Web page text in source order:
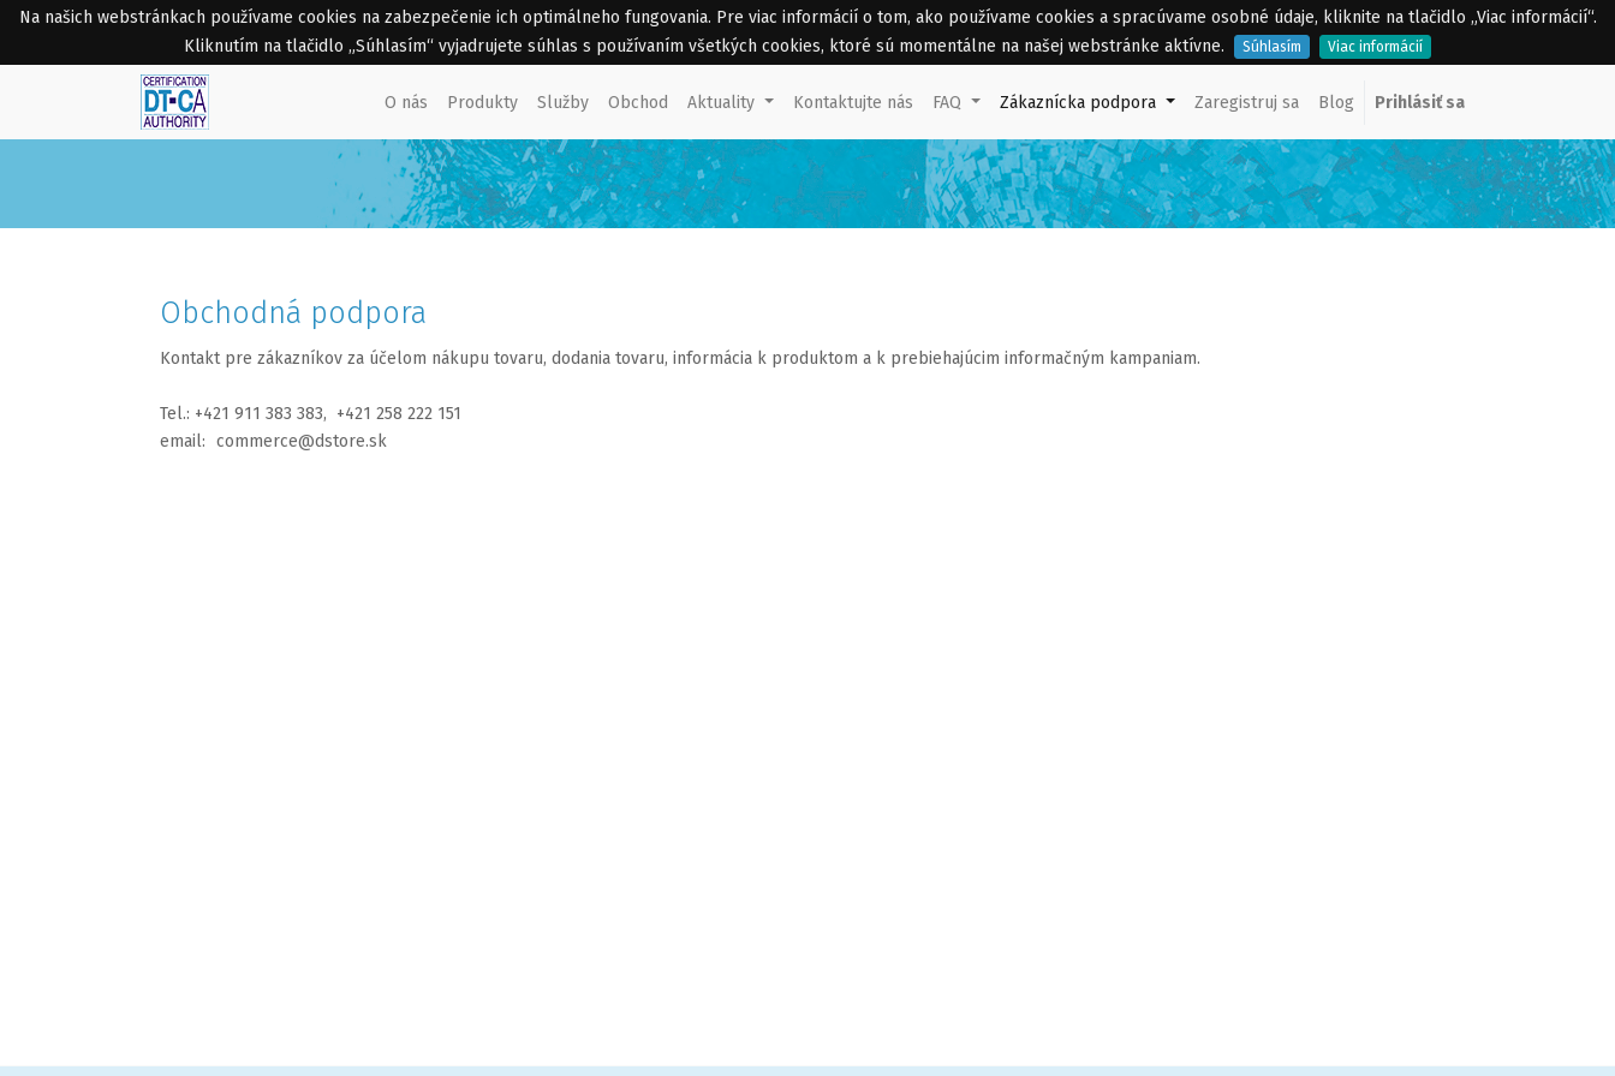
Na našich webstránkach používame cookies na zabezpečenie ich optimálneho fungovania. Pre viac informácií o tom, ako používame cookies a spracúvame osobné údaje, kliknite na tlačidlo „Viac informácií“.
Kliknutím na tlačidlo „Súhlasím“ vyjadrujete súhlas s používaním všetkých cookies, ktoré sú momentálne na našej webstránke aktívne.
Súhlasím Viac informácií
O nás Produkty Služby Obchod Aktuality Kontaktujte nás FAQ Zákaznícka podpora Zaregistruj sa Blog Prihlásiť sa
Obchodná podpora
Kontakt pre zákazníkov za účelom nákupu tovaru, dodania tovaru, informácia k produktom a k prebiehajúcim informačným kampaniam.
Tel.: +421 911 383 383, +421 258 222 151
email: commerce@dstore.sk